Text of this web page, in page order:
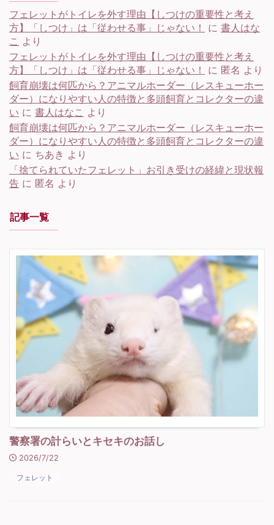
フェレットがトイレを外す理由【しつけの重要性と考え
方】「しつけ」は「従わせる事」じゃない！
に 書人はな
こ より
フェレットがトイレを外す理由【しつけの重要性と考え
方】「しつけ」は「従わせる事」じゃない！
に 匿名 より
飼育崩壊は何匹から？アニマルホーダー（レスキューホー
ダー）になりやすい人の特徴と多頭飼育とコレクターの違
い に 書人はなこ より
飼育崩壊は何匹から？アニマルホーダー（レスキューホー
ダー）になりやすい人の特徴と多頭飼育とコレクターの違
い に ちあき より
「捨てられていたフェレット」お引き受けの経緯と現状報
告 に 匿名 より
記事一覧
警察署の計らいとキセキのお話し
2026/7/22
フェレット